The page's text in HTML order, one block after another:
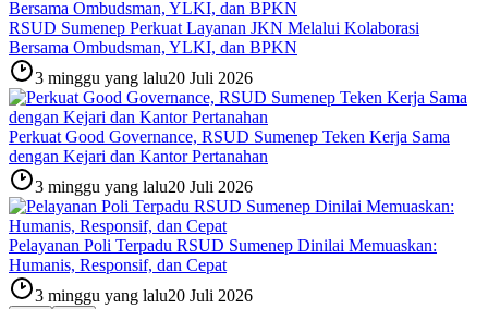
RSUD Sumenep Perkuat Layanan JKN Melalui Kolaborasi
Bersama Ombudsman, YLKI, dan BPKN
3 minggu yang lalu20 Juli 2026
Perkuat Good Governance, RSUD Sumenep Teken Kerja Sama
dengan Kejari dan Kantor Pertanahan
3 minggu yang lalu20 Juli 2026
Pelayanan Poli Terpadu RSUD Sumenep Dinilai Memuaskan:
Humanis, Responsif, dan Cepat
3 minggu yang lalu20 Juli 2026